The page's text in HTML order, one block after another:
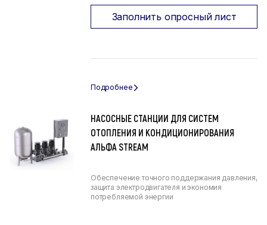
Заполнить опросный лист
НАСОСНЫЕ СТАНЦИИ ДЛЯ СИСТЕМ
ОТОПЛЕНИЯ И КОНДИЦИОНИРОВАНИЯ
АЛЬФА STREAM
Обеспечение точного поддержания давления,
защита электродвигателя и экономия
потребляемой энергии